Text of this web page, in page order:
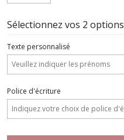
Sélectionnez vos 2 options
Texte personnalisé
Police d'écriture